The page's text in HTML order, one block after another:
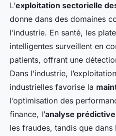
L’exploitation sectorielle
donne dans des domaines
l’industrie. En santé, les
intelligentes surveillent en
patients, offrant une
Dans l’industrie,
industrielles favorise la
l’optimisation des
finance, l’analyse
les fraudes, tandis que dans